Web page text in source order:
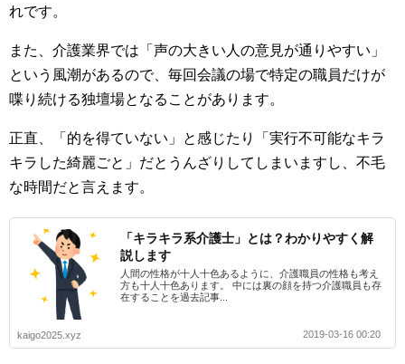
れです。
また、介護業界では「声の大きい人の意見が通りやすい」
という風潮があるので、毎回会議の場で特定の職員だけが
喋り続ける独壇場となることがあります。
正直、「的を得ていない」と感じたり「実行不可能なキラ
キラした綺麗ごと」だとうんざりしてしまいますし、不毛
な時間だと言えます。
「キラキラ系介護士」とは？わかりやすく解
説します
人間の性格が十人十色あるように、介護職員の性格も考え
方も十人十色あります。 中には裏の顔を持つ介護職員も存
在することを過去記事...
kaigo2025.xyz 2019-03-16 00:20